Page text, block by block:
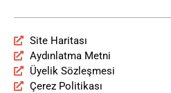
Site Haritası
Aydınlatma Metni
Üyelik Sözleşmesi
Çerez Politikası